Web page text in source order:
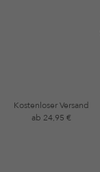
Kostenloser Versand
ab 24,95 €